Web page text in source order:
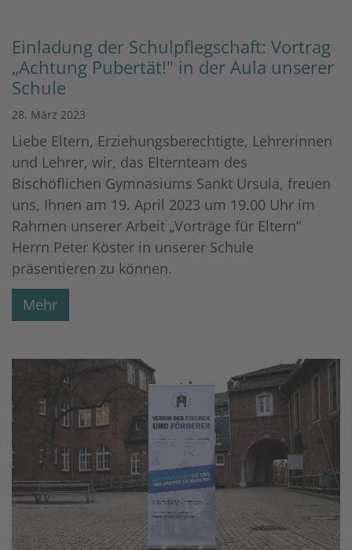
Einladung der Schulpflegschaft: Vortrag
„Achtung Pubertät!" in der Aula unserer
Schule
28. März 2023
Liebe Eltern, Erziehungsberechtigte, Lehrerinnen
und Lehrer, wir, das Elternteam des
Bischöflichen Gymnasiums Sankt Ursula, freuen
uns, Ihnen am 19. April 2023 um 19.00 Uhr im
Rahmen unserer Arbeit „Vorträge für Eltern“
Herrn Peter Köster in unserer Schule
präsentieren zu können.
Mehr